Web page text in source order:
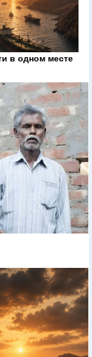
в одном месте